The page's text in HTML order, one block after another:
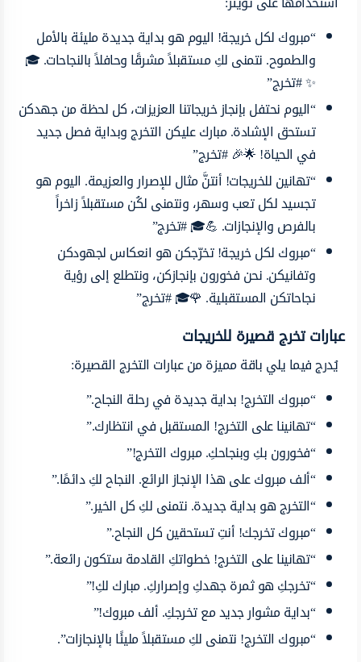
“مبروك لكل خريجة! اليوم هو بداية جديدة مليئة بالأمل
والطموح. نتمنى لكِ مستقبلاً مشرقًا وحافلاً بالنجاحات. 🎓
✨ #تخرج”
“اليوم نحتفل بإنجاز خريجاتنا العزيزات، كل لحظة من جهدكن
تستحق الإشادة. مبارك عليكن التخرج وبداية فصل جديد
في الحياة! 🌟🎉 #تخرج”
“تهانين للخريجات! أنتنَّ مثال للإصرار والعزيمة. اليوم هو
تجسيد لكل تعب وسهر، ونتمنى لكُن مستقبلاً زاخراً
بالفرص والإنجازات. 💪🎓 #تخرج”
“مبروك لكل خريجة! تخرّجكن هو انعكاس لجهودكن
وتفانيكن. نحن فخورون بإنجازكن، ونتطلع إلى رؤية
نجاحاتكن المستقبلية. 🌹🎓 #تخرج”
عبارات تخرج قصيرة للخريجات
يُدرج فيما يلي باقة مميزة من عبارات التخرج القصيرة:
“مبروك التخرج! بداية جديدة في رحلة النجاح.”
“تهانينا على التخرج! المستقبل في انتظارك.”
“فخورون بكِ وبنجاحكِ. مبروك التخرج!”
“ألف مبروك على هذا الإنجاز الرائع. النجاح لكِ دائمًا.”
“التخرج هو بداية جديدة. نتمنى لكِ كل الخير.”
“مبروك تخرجك! أنتِ تستحقين كل النجاح.”
“تهانينا على التخرج! خطواتكِ القادمة ستكون رائعة.”
“تخرجكِ هو ثمرة جهدكِ وإصراركِ. مبارك لكِ!”
“بداية مشوار جديد مع تخرجكِ. ألف مبروك!”
“مبروك التخرج! نتمنى لكِ مستقبلاً مليئًا بالإنجازات”.